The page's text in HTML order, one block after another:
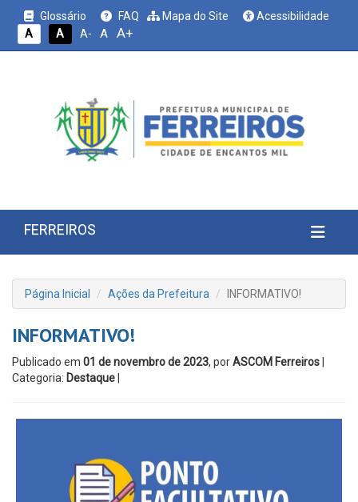
Glossário FAQ Mapa do Site
Acessibilidade
A
A A- A A+
FERREIROS
Página Inicial Ações da Prefeitura INFORMATIVO!
INFORMATIVO!
Publicado em 01 de novembro de 2023, porASCOM Ferreiros
Categoria: Destaque